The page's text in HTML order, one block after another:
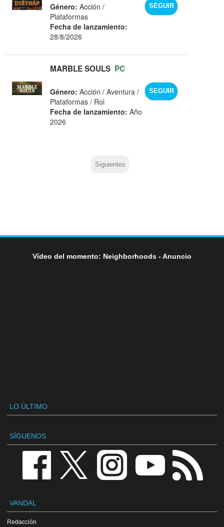
SEGUIR
Género: Acción /
Plataformas
Fecha de lanzamiento:
28/8/2026
MARBLE SOULS PC
SEGUIR
Género: Acción / Aventura /
Plataformas / Rol
Fecha de lanzamiento: Año
2026
Siguientes
Vídeo del momento: Neighborhoods - Anuncio
LO ÚLTIMO
SÍGUENOS
VANDAL
Redacción